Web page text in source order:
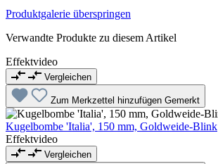
Produktgalerie überspringen
Verwandte Produkte zu diesem Artikel
Effektvideo
Vergleichen
Zum Merkzettel hinzufügen Gemerkt
Kugelbombe 'Italia', 150 mm, Goldweide-Blink
Effektvideo
Vergleichen